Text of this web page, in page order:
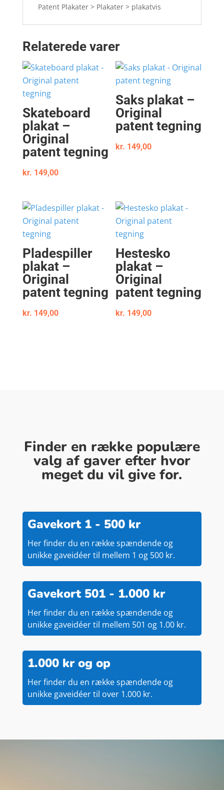
Patent Plakater > Plakater > plakatvis
Relaterede varer
Skateboard
plakat –
Original
patent tegning
kr. 149,00
Saks plakat –
Original
patent tegning
kr. 149,00
Pladespiller
plakat –
Original
patent tegning
kr. 149,00
Hestesko
plakat –
Original
patent tegning
kr. 149,00
Finder en række populære
valg af gaver efter hvor
meget du vil give for.
Gavekort 1 - 500 kr
Her finder du en række spændende og
unikke gaveidéer til mellem 1 og 500 kr.
Gavekort 501 - 1.000 kr
Her finder du en række spændende og
unikke gaveidéer til mellem 501 og 1.00 kr.
1.000 kr og op
Her finder du en række spændende og
unikke gaveidéer til over 1.000 kr.